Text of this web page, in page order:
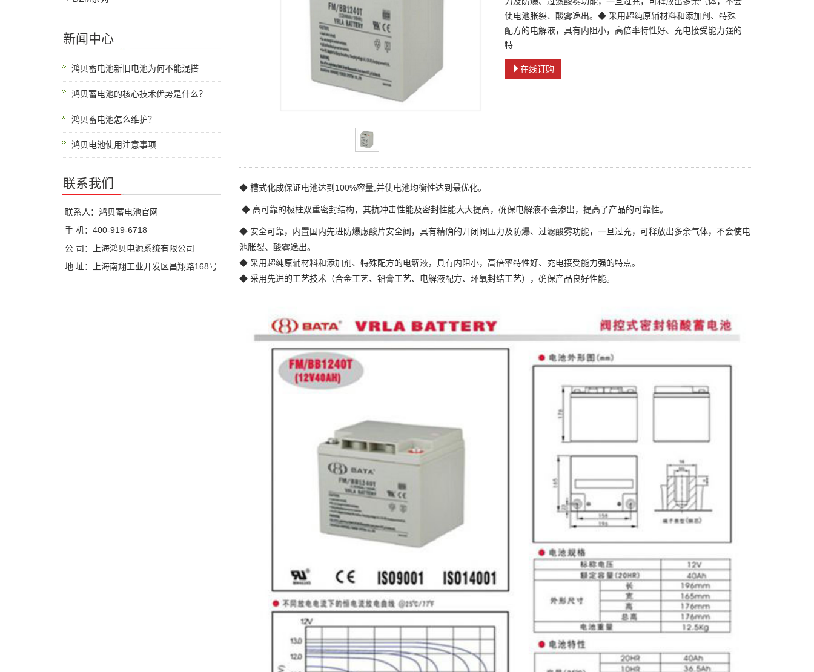
使电池胀裂、酸雾逸出。◆ 采用超纯原辅材料和添加剂、特殊
配方的电解液，具有内阻小，高倍率特性好、充电接受能力强的
特
在线订购
◆ 槽式化成保证电池达到100%容量,并使电池均衡性达到最优化。
◆ 高可靠的极柱双重密封结构，其抗冲击性能及密封性能大大提高，确保电解液不会渗出，提高了产品的可靠性。
◆ 安全可靠，内置国内先进防爆虑酸片安全阀，具有精确的开闭阀压力及防爆、过滤酸雾功能，一旦过充，可释放出多余气体，不会使电
池胀裂、酸雾逸出。
◆ 采用超纯原辅材料和添加剂、特殊配方的电解液，具有内阻小，高倍率特性好、充电接受能力强的特点。
◆ 采用先进的工艺技术（合金工艺、铅膏工艺、电解液配方、环氧封结工艺），确保产品良好性能。
新闻中心
鸿贝蓄电池新旧电池为何不能混搭
鸿贝蓄电池的核心技术优势是什么？
鸿贝蓄电池怎么维护？
鸿贝电池使用注意事项
联系我们
联系人：鸿贝蓄电池官网
手 机：400-919-6718
公 司：上海鸿贝电源系统有限公司
地 址：上海南翔工业开发区昌翔路168号